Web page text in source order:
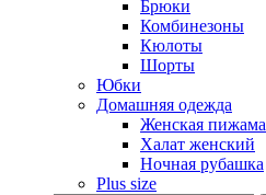
Брюки
Комбинезоны
Кюлоты
Шорты
Юбки
Домашняя одежда
Женская пижама
Халат женский
Ночная рубашка
Plus size